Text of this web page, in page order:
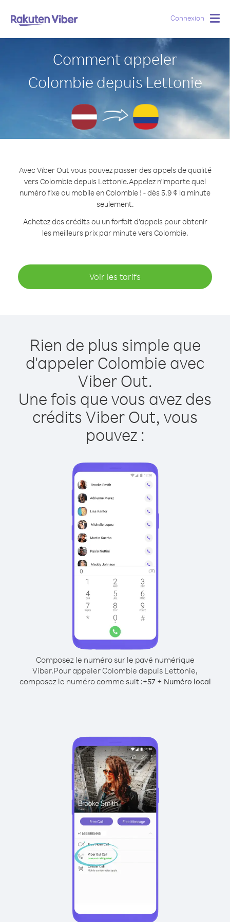
Connexion
Comment appeler
Colombie depuis Lettonie
Avec Viber Out vous pouvez passer des appels de qualité
vers Colombie depuis Lettonie.Appelez n'importe quel
numéro fixe ou mobile en Colombie ! - dès 5.9 ¢ la minute
seulement.
Achetez des crédits ou un forfait d’appels pour obtenir
les meilleurs prix par minute vers Colombie.
Voir les tarifs
Rien de plus simple que
d'appeler Colombie avec
Viber Out.
Une fois que vous avez des
crédits Viber Out, vous
pouvez :
Composez le numéro sur le pavé numérique
Viber.Pour appeler Colombie depuis Lettonie,
composez le numéro comme suit :+57+ Numéro local